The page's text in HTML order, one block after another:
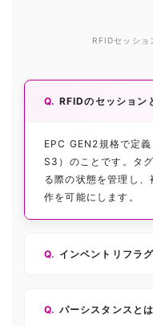
RFIDセッショ
RFIDのセッション
EPC GEN2規格で定
S3）のことです。タ
る際の状態を管理し
作を可能にします。
インベントリフラ
パーシスタンスと